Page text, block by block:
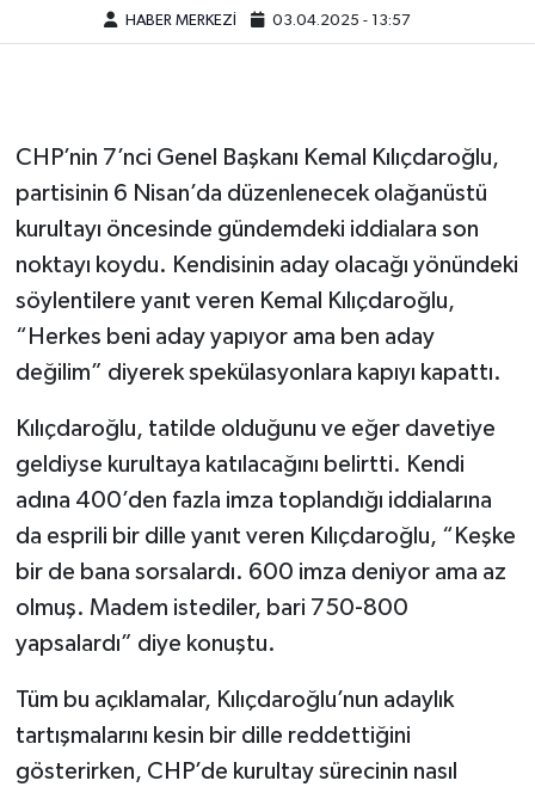
HABER MERKEZİ 03.04.2025 - 13:57
CHP’nin 7’nci Genel Başkanı Kemal Kılıçdaroğlu,
partisinin 6 Nisan’da düzenlenecek olağanüstü
kurultayı öncesinde gündemdeki iddialara son
noktayı koydu. Kendisinin aday olacağı yönündeki
söylentilere yanıt veren Kemal Kılıçdaroğlu,
“Herkes beni aday yapıyor ama ben aday
değilim” diyerek spekülasyonlara kapıyı kapattı.
Kılıçdaroğlu, tatilde olduğunu ve eğer davetiye
geldiyse kurultaya katılacağını belirtti. Kendi
adına 400’den fazla imza toplandığı iddialarına
da esprili bir dille yanıt veren Kılıçdaroğlu, “Keşke
bir de bana sorsalardı. 600 imza deniyor ama az
olmuş. Madem istediler, bari 750-800
yapsalardı” diye konuştu.
Tüm bu açıklamalar, Kılıçdaroğlu’nun adaylık
tartışmalarını kesin bir dille reddettiğini
gösterirken, CHP’de kurultay sürecinin nasıl